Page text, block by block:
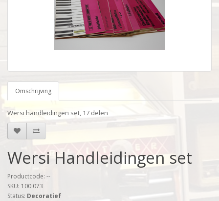
Omschrijving
Wersi handleidingen set, 17 delen
Wersi Handleidingen set
Productcode: --
SKU: 100 073
Status: Decoratief